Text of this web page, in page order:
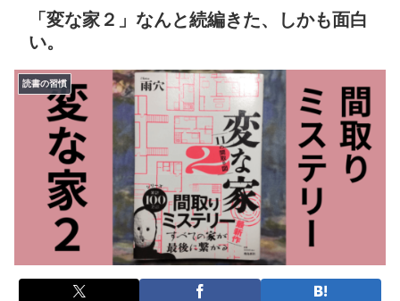
「変な家２」なんと続編きた、しかも面白
い。
読書の習慣